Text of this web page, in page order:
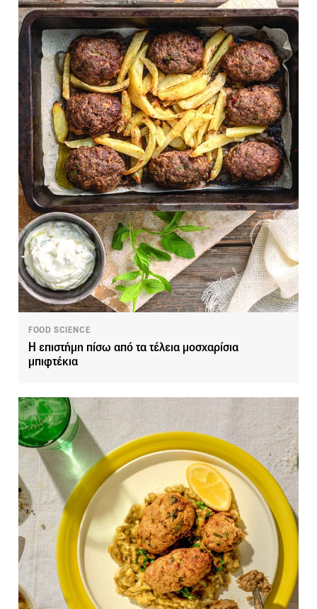
FOOD SCIENCE
Η επιστήμη πίσω από τα τέλεια μοσχαρίσια
μπιφτέκια